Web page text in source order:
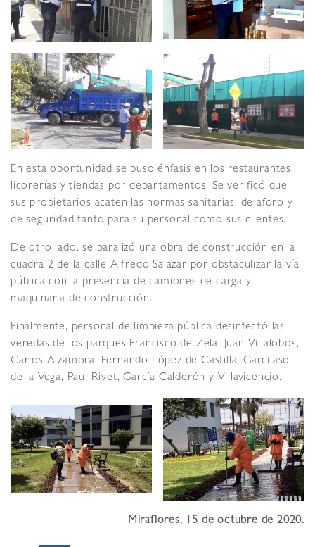
En esta oportunidad se puso énfasis en los restaurantes,
licorerías y tiendas por departamentos. Se verificó que
sus propietarios acaten las normas sanitarias, de aforo y
de seguridad tanto para su personal como sus clientes.
De otro lado, se paralizó una obra de construcción en la
cuadra 2 de la calle Alfredo Salazar por obstaculizar la vía
pública con la presencia de camiones de carga y
maquinaria de construcción.
Finalmente, personal de limpieza pública desinfectó las
veredas de los parques Francisco de Zela, Juan Villalobos,
Carlos Alzamora, Fernando López de Castilla, Garcilaso
de la Vega, Paul Rivet, García Calderón y Villavicencio.
Miraflores, 15 de octubre de 2020.